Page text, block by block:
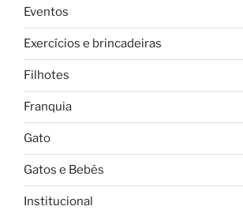
Eventos
Exercícios e brincadeiras
Filhotes
Franquia
Gato
Gatos e Bebês
Institucional